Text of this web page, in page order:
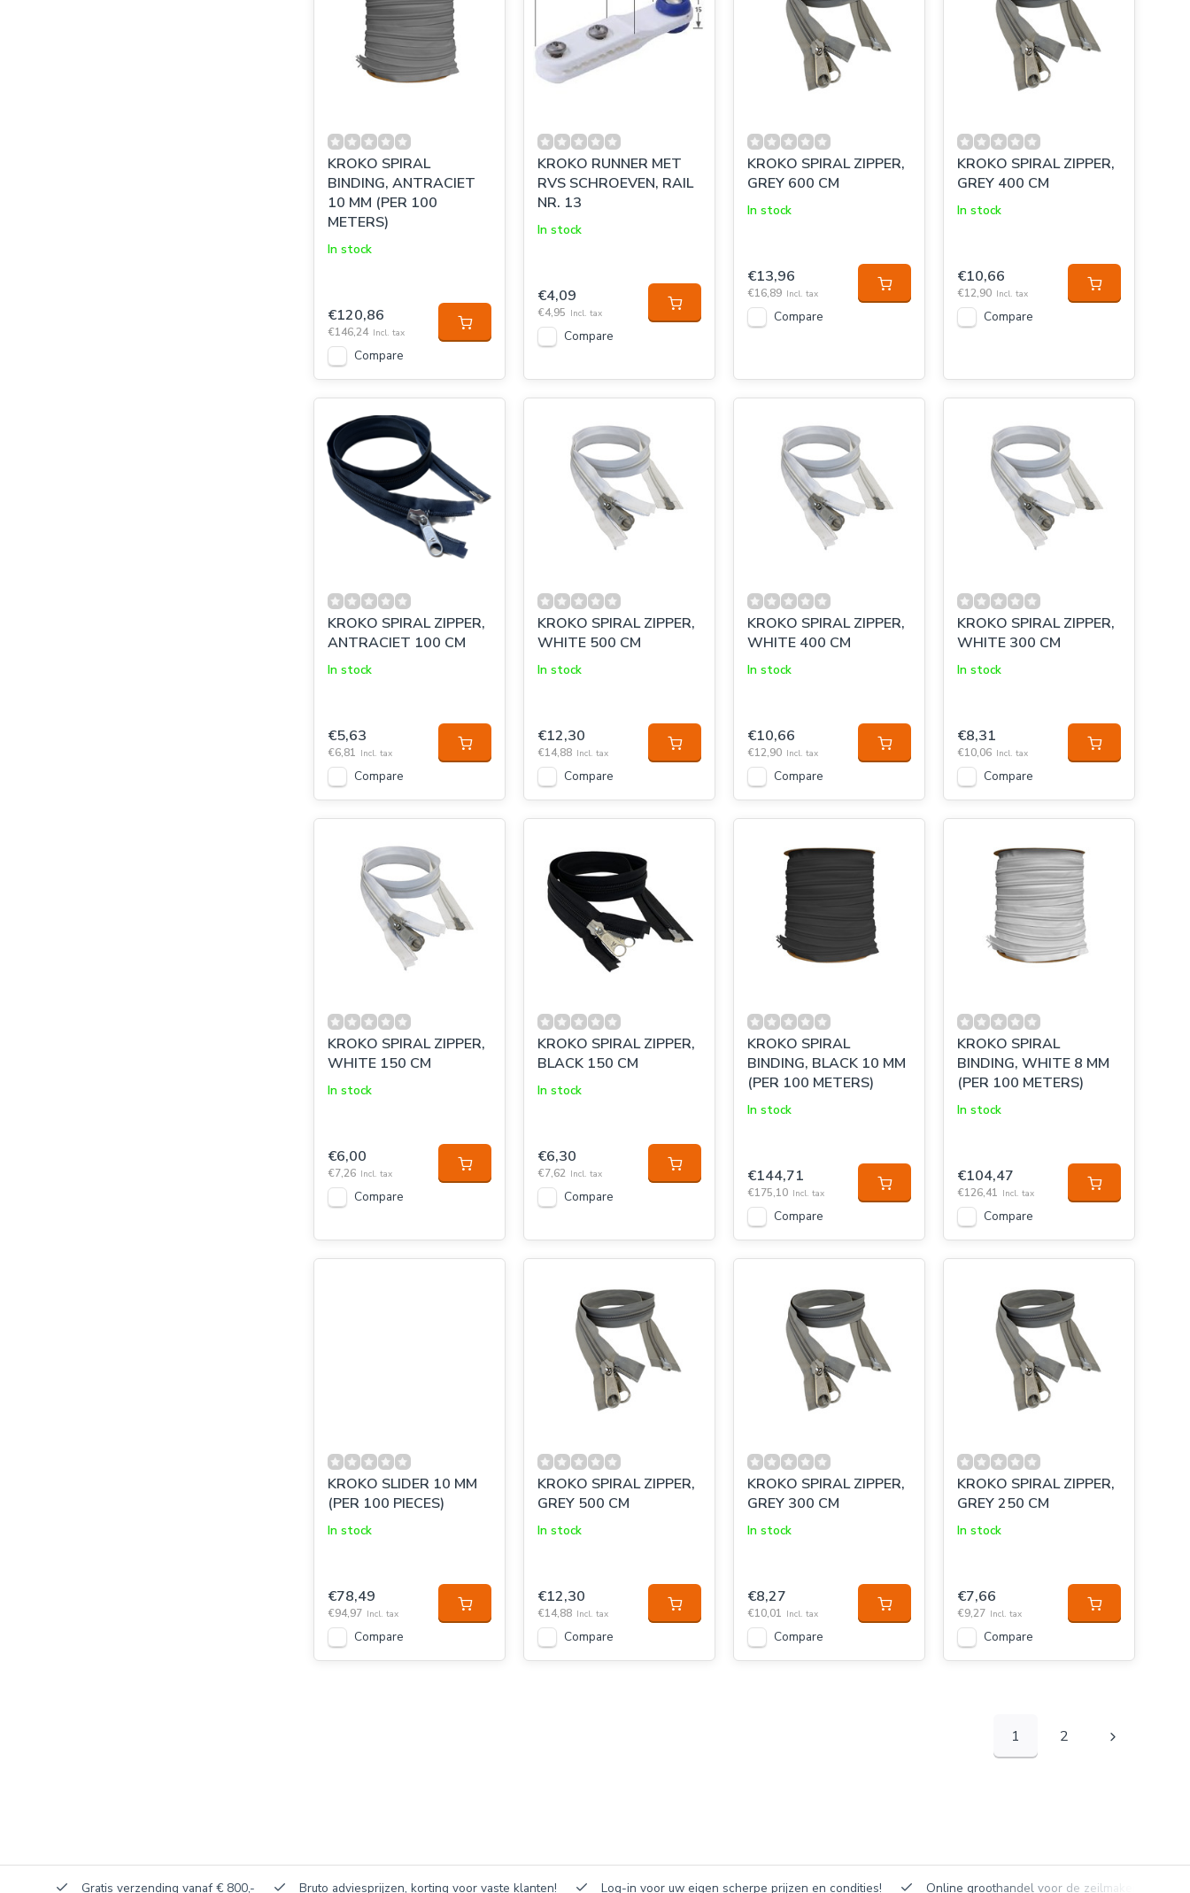
KROKO SPIRAL
BINDING, ANTRACIET
10 MM (PER 100
METERS)
In stock
€120,86
€146,24 Incl. tax
Compare
KROKO RUNNER MET
RVS SCHROEVEN, RAIL
NR. 13
In stock
€4,09
€4,95 Incl. tax
Compare
KROKO SPIRAL ZIPPER,
GREY 600 CM
In stock
€13,96
€16,89 Incl. tax
Compare
KROKO SPIRAL ZIPPER,
GREY 400 CM
In stock
€10,66
€12,90 Incl. tax
Compare
KROKO SPIRAL ZIPPER,
ANTRACIET 100 CM
In stock
€5,63
€6,81 Incl. tax
Compare
KROKO SPIRAL ZIPPER,
WHITE 500 CM
In stock
€12,30
€14,88 Incl. tax
Compare
KROKO SPIRAL ZIPPER,
WHITE 400 CM
In stock
€10,66
€12,90 Incl. tax
Compare
KROKO SPIRAL ZIPPER,
WHITE 300 CM
In stock
€8,31
€10,06 Incl. tax
Compare
KROKO SPIRAL ZIPPER,
WHITE 150 CM
In stock
€6,00
€7,26 Incl. tax
Compare
KROKO SPIRAL ZIPPER,
BLACK 150 CM
In stock
€6,30
€7,62 Incl. tax
Compare
KROKO SPIRAL
BINDING, BLACK 10 MM
(PER 100 METERS)
In stock
€144,71
€175,10 Incl. tax
Compare
KROKO SPIRAL
BINDING, WHITE 8 MM
(PER 100 METERS)
In stock
€104,47
€126,41 Incl. tax
Compare
KROKO SLIDER 10 MM
(PER 100 PIECES)
In stock
€78,49
€94,97 Incl. tax
Compare
KROKO SPIRAL ZIPPER,
GREY 500 CM
In stock
€12,30
€14,88 Incl. tax
Compare
KROKO SPIRAL ZIPPER,
GREY 300 CM
In stock
€8,27
€10,01 Incl. tax
Compare
KROKO SPIRAL ZIPPER,
GREY 250 CM
In stock
€7,66
€9,27 Incl. tax
Compare
1 2
Gratis verzending vanaf € 800,- Bruto adviesprijzen, korting voor vaste klanten! Log-in voor uw eigen scherpe prijzen en condities! Online groothandel voor de zeilmakerij!